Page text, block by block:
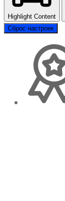
Highlight Content
Сброс настроек